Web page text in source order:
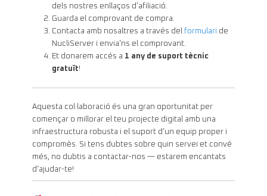
dels nostres enllaços d’afiliació.
Guarda el comprovant de compra.
Contacta amb nosaltres a través del formulari de
NucliServer i envia’ns el comprovant.
Et donarem accés a 1 any de suport tècnic
gratuït!
Aquesta col·laboració és una gran oportunitat per
començar o millorar el teu projecte digital amb una
infraestructura robusta i el suport d’un equip proper i
compromès. Si tens dubtes sobre quin servei et convé
més, no dubtis a contactar-nos — estarem encantats
d’ajudar-te!